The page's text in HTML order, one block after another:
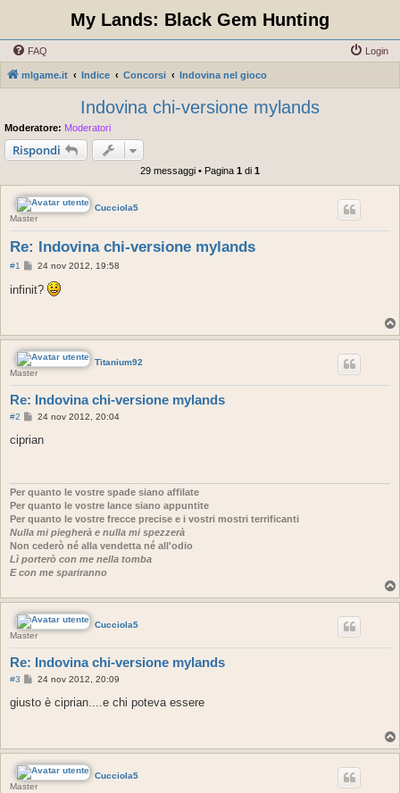
My Lands: Black Gem Hunting
FAQ Login
mlgame.it Indice Concorsi Indovina nel gioco
Indovina chi-versione mylands
Moderatore: Moderatori
Rispondi
29 messaggi • Pagina 1 di 1
Cucciola5
Master
Re: Indovina chi-versione mylands
#1
M
s
s
i
o
24 nov 2012, 19:58
infinit?
Titanium92
Master
Re: Indovina chi-versione mylands
#2
M
s
i
24 nov 2012, 20:04
ciprian
Per quanto le vostre spade siano affilate
Per quanto le vostre lance siano appuntite
Per quanto le vostre frecce precise e i vostri mostri terrificanti
Nulla mi piegherà e nulla mi spezzerà
Non cederò né alla vendetta né all'odio
Lì porterò con me nella tomba
E con me spariranno
Cucciola5
Master
Re: Indovina chi-versione mylands
#3
M
s
i
o
24 nov 2012, 20:09
giusto è ciprian....e chi poteva essere
Cucciola5
Master